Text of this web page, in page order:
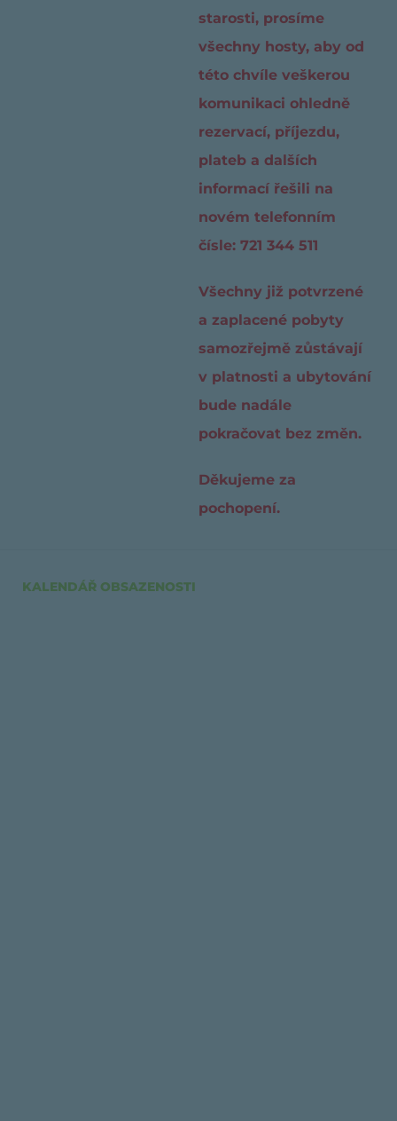
starosti, prosíme
všechny hosty, aby od
této chvíle veškerou
komunikaci ohledně
rezervací, příjezdu,
plateb a dalších
informací řešili na
novém telefonním
čísle: 721 344 511
Všechny již potvrzené
a zaplacené pobyty
samozřejmě zůstávají
v platnosti a ubytování
bude nadále
pokračovat bez změn.
Děkujeme za
pochopení.
KALENDÁŘ OBSAZENOSTI